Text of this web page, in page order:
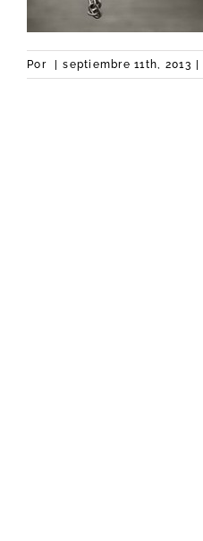
Por septiembre 11th, 2013